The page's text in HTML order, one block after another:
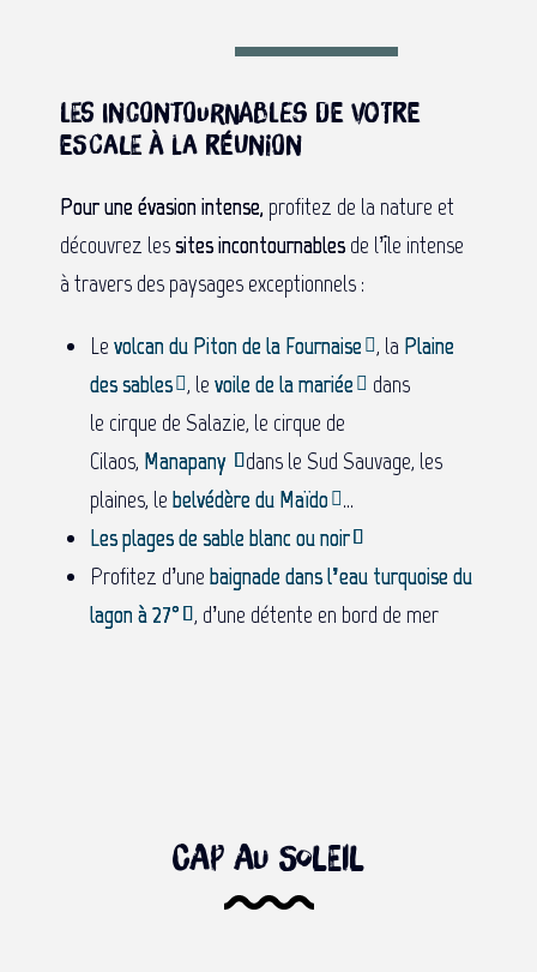
Les incontournables de votre
escale à La Réunion
Pour une évasion intense, profitez de la nature et
découvrez lessites incontournables de l’île intense
à travers des paysages exceptionnels :
Le volcan du Piton de la Fournaise , la Plaine
des sables , le voile de la mariée
dans
le cirque de Salazie, le cirque de
Cilaos, Manapany
dans le Sud Sauvage, les
plaines, le belvédère du Maïdo …
Les plages de sable blanc ou noir
Profitez d’une baignade dans l’eau turquoise du
lagon à 27° , d’une détente en bord de mer
Cap au soleil